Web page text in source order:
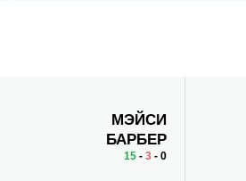
МЭЙСИ
БАРБЕР
15- 3- 0